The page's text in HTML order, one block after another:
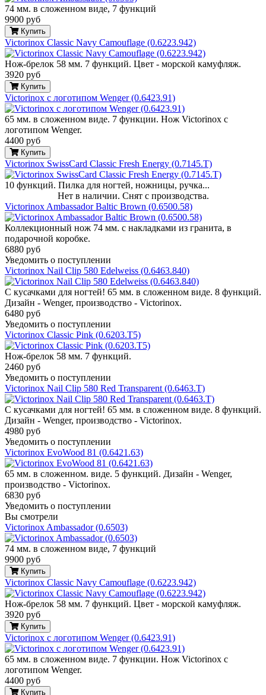
74 мм. в сложенном виде, 7 функций
9900 руб
Купить
Victorinox Classic Navy Camouflage (0.6223.942)
Нож-брелок 58 мм. 7 функций. Цвет - морской камуфляж.
3920 руб
Купить
Victorinox с логотипом Wenger (0.6423.91)
65 мм. в сложенном виде. 7 функции. Нож Victorinox с
логотипом Wenger.
4400 руб
Купить
Victorinox SwissCard Classic Fresh Energy (0.7145.T)
10 функций. Пилка для ногтей, ножницы, ручка...
Нет в наличии. Снят с производства.
Victorinox Ambassador Baltic Brown (0.6500.58)
Коллекционный нож 74 мм. с накладками из гранита, в
подарочной коробке.
6880 руб
Уведомить о поступлении
Victorinox Nail Clip 580 Edelweiss (0.6463.840)
С кусачками для ногтей! 65 мм. в сложенном виде. 8 функций.
Дизайн - Wenger, производство - Victorinox.
6480 руб
Уведомить о поступлении
Victorinox Classic Pink (0.6203.T5)
Нож-брелок 58 мм. 7 функций.
2460 руб
Уведомить о поступлении
Victorinox Nail Clip 580 Red Transparent (0.6463.T)
С кусачками для ногтей! 65 мм. в сложенном виде. 8 функций.
Дизайн - Wenger, производство - Victorinox.
4980 руб
Уведомить о поступлении
Victorinox EvoWood 81 (0.6421.63)
65 мм. в сложенном. виде. 5 функций. Дизайн - Wenger,
производство - Victorinox.
6830 руб
Уведомить о поступлении
Вы смотрели
Victorinox Ambassador (0.6503)
74 мм. в сложенном виде, 7 функций
9900 руб
Купить
Victorinox Classic Navy Camouflage (0.6223.942)
Нож-брелок 58 мм. 7 функций. Цвет - морской камуфляж.
3920 руб
Купить
Victorinox с логотипом Wenger (0.6423.91)
65 мм. в сложенном виде. 7 функции. Нож Victorinox с
логотипом Wenger.
4400 руб
Купить